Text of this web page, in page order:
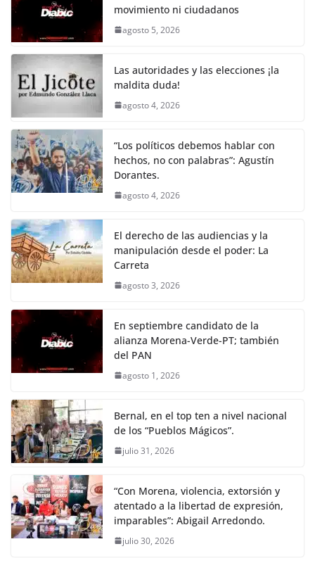
b
o
o
k
A
p
Li
k
a
movimiento ni ciudadanos
agosto 5, 2026
Las autoridades y las elecciones ¡la
maldita duda!
agosto 4, 2026
“Los políticos debemos hablar con
hechos, no con palabras”: Agustín
Dorantes.
agosto 4, 2026
El derecho de las audiencias y la
manipulación desde el poder: La
Carreta
agosto 3, 2026
En septiembre candidato de la
alianza Morena-Verde-PT; también
del PAN
agosto 1, 2026
Bernal, en el top ten a nivel nacional
de los “Pueblos Mágicos”.
julio 31, 2026
“Con Morena, violencia, extorsión y
atentado a la libertad de expresión,
imparables”: Abigail Arredondo.
julio 30, 2026